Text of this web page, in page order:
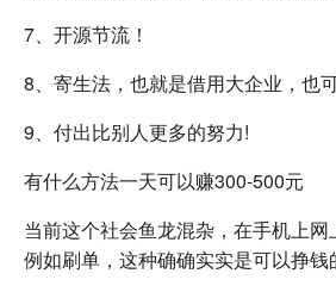
7、开源节流！
8、寄生法，也就是借用大企业，也
9、付出比别人更多的努力!
有什么方法一天可以赚300-500元
当前这个社会鱼龙混杂，在手机上网
例如刷单，这种确确实实是可以挣钱